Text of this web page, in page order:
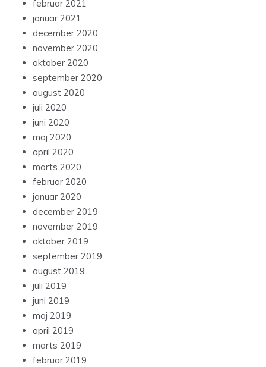
februar 2021
januar 2021
december 2020
november 2020
oktober 2020
september 2020
august 2020
juli 2020
juni 2020
maj 2020
april 2020
marts 2020
februar 2020
januar 2020
december 2019
november 2019
oktober 2019
september 2019
august 2019
juli 2019
juni 2019
maj 2019
april 2019
marts 2019
februar 2019